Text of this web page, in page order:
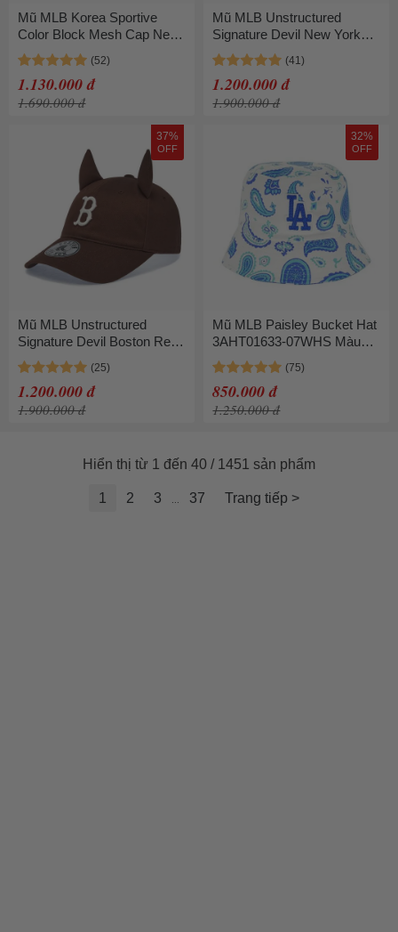
Mũ MLB Korea Sportive
Color Block Mesh Cap New
York Yankees 3AMCV0463-
50BRS Màu Nâu Trắng
1.130.000 đ
1.690.000 đ
Mũ MLB Unstructured
Signature Devil New York
Mets 3ACPB206N-50BKS
Màu Đen
1.200.000 đ
1.900.000 đ
37%
OFF
Mũ MLB Unstructured
Signature Devil Boston Red
Sox 3ACPB206N-43BRD
Màu Nâu
1.200.000 đ
1.900.000 đ
32%
OFF
Mũ MLB Paisley Bucket Hat
3AHT01633-07WHS Màu
Trắng Phối Xanh
850.000 đ
1.250.000 đ
Hiển thị từ 1 đến 40 / 1451 sản phẩm
1 2 3 37 Trang tiếp >